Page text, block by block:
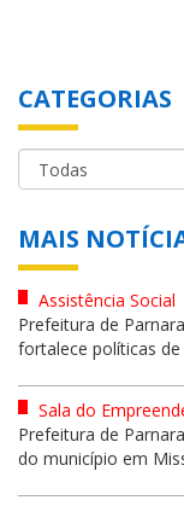
CATEGORIAS
MAIS
Assistência Social
Prefeitura de
fortalece políticas
Sala do
Prefeitura de
do município em